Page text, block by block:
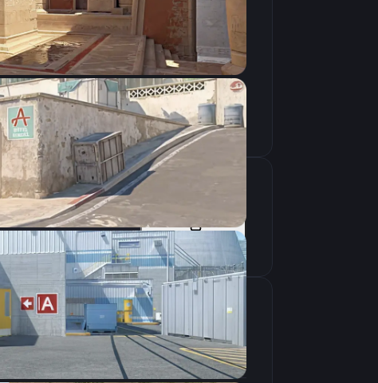
Скопировать
Скопировать
1280×960
4:3